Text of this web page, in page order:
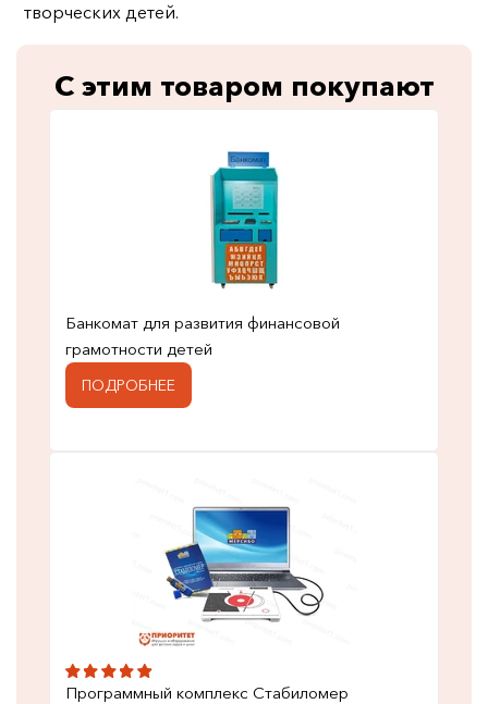
творческих детей.
С этим товаром покупают
Банкомат для развития финансовой
грамотности детей
ПОДРОБНЕЕ
Программный комплекс Стабиломер